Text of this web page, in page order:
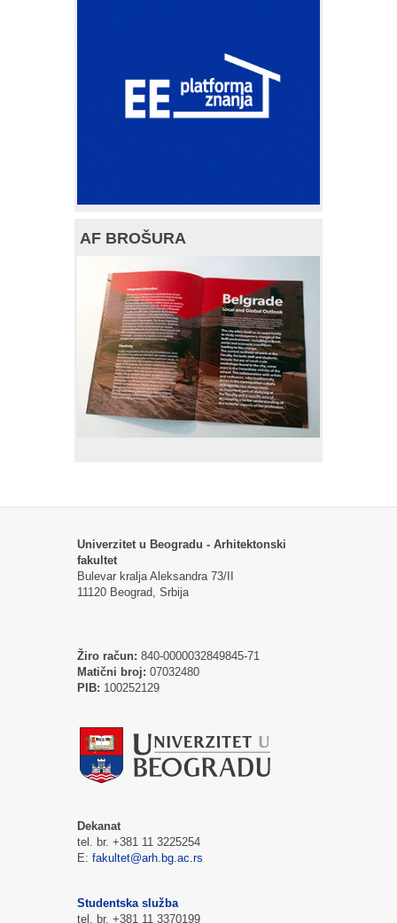
AF BROŠURA
Univerzitet u Beogradu - Arhitektonski
fakultet
Bulevar kralja Aleksandra 73/II
11120 Beograd, Srbija
Žiro račun: 840-0000032849845-71
Matični broj: 07032480
PIB: 100252129
Dekanat
tel. br. +381 11 3225254
E: fakultet@arh.bg.ac.rs
Studentska služba
tel. br. +381 11 3370199